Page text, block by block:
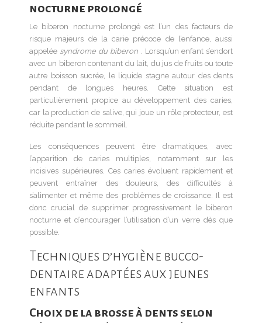
nocturne prolongé
Le biberon nocturne prolongé est l’un des facteurs de
risque majeurs de la carie précoce de l’enfance, aussi
appelée syndrome du biberon . Lorsqu’un enfant s’endort
avec un biberon contenant du lait, du jus de fruits ou toute
autre boisson sucrée, le liquide stagne autour des dents
pendant de longues heures. Cette situation est
particulièrement propice au développement des caries,
car la production de salive, qui joue un rôle protecteur, est
réduite pendant le sommeil.
Les conséquences peuvent être dramatiques, avec
l’apparition de caries multiples, notamment sur les
incisives supérieures. Ces caries évoluent rapidement et
peuvent entraîner des douleurs, des difficultés à
s’alimenter et même des problèmes de croissance. Il est
donc crucial de supprimer progressivement le biberon
nocturne et d’encourager l’utilisation d’un verre dès que
possible.
Techniques d’hygiène bucco-
dentaire adaptées aux jeunes
enfants
Choix de la brosse à dents selon